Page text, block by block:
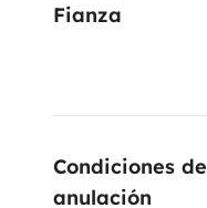
Fianza
Condiciones de
anulación